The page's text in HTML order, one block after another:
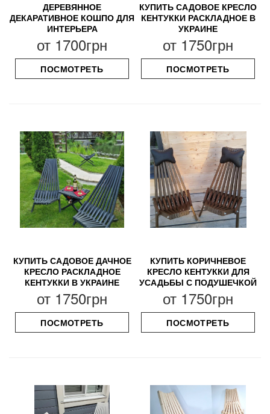
ДЕРЕВЯННОЕ
ДЕКАРАТИВНОЕ КОШПО ДЛЯ
ИНТЕРЬЕРА
от 1700грн
ПОСМОТРЕТЬ
КУПИТЬ САДОВОЕ КРЕСЛО
КЕНТУККИ РАСКЛАДНОЕ В
УКРАИНЕ
от 1750грн
ПОСМОТРЕТЬ
КУПИТЬ САДОВОЕ ДАЧНОЕ
КРЕСЛО РАСКЛАДНОЕ
КЕНТУККИ В УКРАИНЕ
от 1750грн
ПОСМОТРЕТЬ
КУПИТЬ КОРИЧНЕВОЕ
КРЕСЛО КЕНТУККИ ДЛЯ
УСАДЬБЫ С ПОДУШЕЧКОЙ
от 1750грн
ПОСМОТРЕТЬ